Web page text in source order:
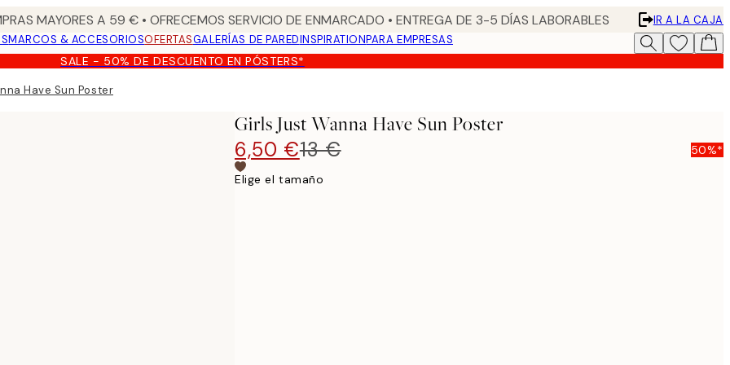
MAYORES A 59 € • OFRECEMOS SERVICIO DE ENMARCADO • ENTREGA DE 3-5 DÍAS LABORABLES
IR A LA CAJA
MARCOS & ACCESORIOSOFERTASGALERÍAS DE PAREDINSPIRATIONPARA EMPRESAS
SALE - 50% DE DESCUENTO EN PÓSTERS*
Have Sun Poster
Girls Just Wanna Have Sun Poster
6,50 €13 € 50%*
Elige el tamaño